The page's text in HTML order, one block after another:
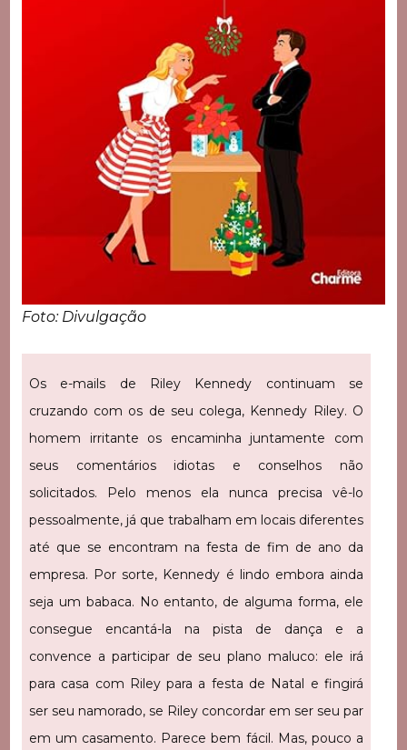
Foto: Divulgação
Os e-mails de Riley Kennedy continuam se
cruzando com os de seu colega, Kennedy Riley. O
homem irritante os encaminha juntamente com
seus comentários idiotas e conselhos não
solicitados. Pelo menos ela nunca precisa vê-lo
pessoalmente, já que trabalham em locais diferentes
até que se encontram na festa de fim de ano da
empresa. Por sorte, Kennedy é lindo embora ainda
seja um babaca. No entanto, de alguma forma, ele
consegue encantá-la na pista de dança e a
convence a participar de seu plano maluco: ele irá
para casa com Riley para a festa de Natal e fingirá
ser seu namorado, se Riley concordar em ser seu par
em um casamento. Parece bem fácil. Mas, pouco a